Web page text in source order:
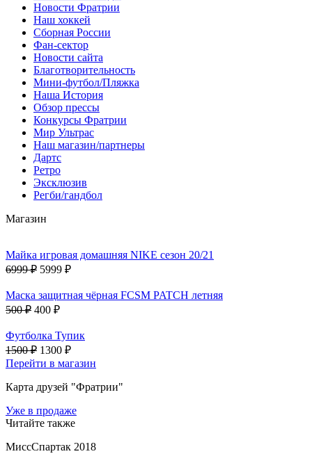
Новости Фратрии
Наш хоккей
Сборная России
Фан-cектор
Новости сайта
Благотворительность
Мини-футбол/Пляжка
Наша История
Обзор прессы
Конкурсы Фратрии
Мир Ультрас
Наш магазин/партнеры
Дартс
Ретро
Эксклюзив
Регби/гандбол
Магазин
Майка игровая домашняя NIKE сезон 20/21
6999 ₽ 5999 ₽
Маска защитная чёрная FCSM PATCH летняя
500 ₽ 400 ₽
Футболка Тупик
1500 ₽ 1300 ₽
Перейти в магазин
Карта друзей "Фратрии"
Уже в продаже
Читайте также
МиссСпартак 2018